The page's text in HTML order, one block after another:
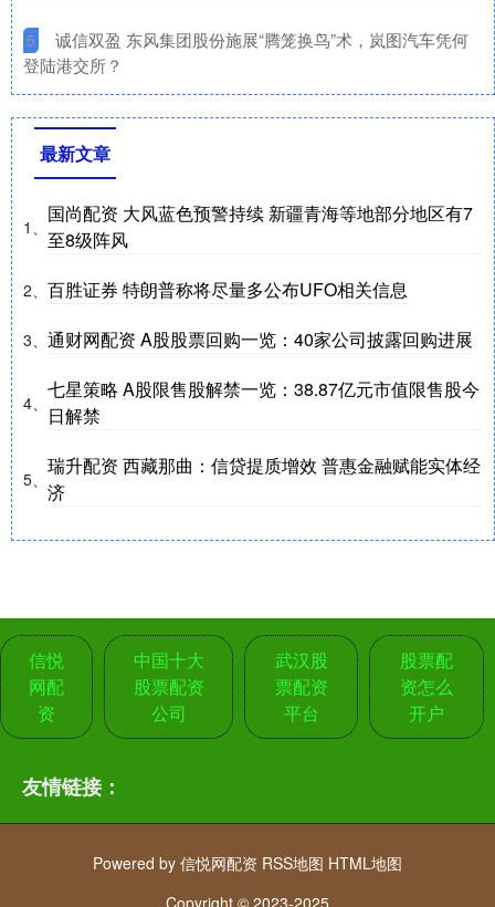
5
​诚信双盈 东风集团股份施展“腾笼换鸟”术，岚图汽车凭何
登陆港交所？
最新文章
1、
国尚配资 大风蓝色预警持续 新疆青海等地部分地区有7
至8级阵风
2、 百胜证券 特朗普称将尽量多公布UFO相关信息
3、 通财网配资 A股股票回购一览：40家公司披露回购进展
4、
七星策略 A股限售股解禁一览：38.87亿元市值限售股今
日解禁
5、
瑞升配资 西藏那曲：信贷提质增效 普惠金融赋能实体经
济
信悦
网配
资
中国十大
股票配资
公司
武汉股
票配资
平台
股票配
资怎么
开户
友情链接：
Powered by 信悦网配资 RSS地图 HTML地图